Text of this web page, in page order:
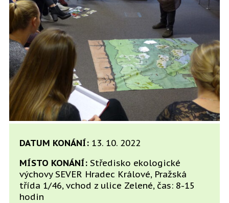
DATUM KONÁNÍ:13. 10. 2022
MÍSTO KONÁNÍ:Středisko ekologické
výchovy SEVER Hradec Králové, Pražská
třída 1/46, vchod z ulice Zelené, čas: 8-15
hodin